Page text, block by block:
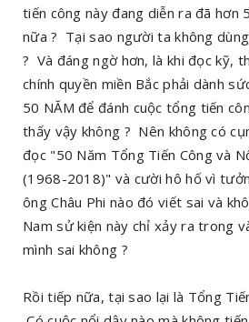
tiến công này đang diễn ra đã hơn
nữa ? Tại sao người ta không
? Và đáng ngờ hơn, là khi đọc kỹ,
chính quyền miền Bắc phải dành
50 NĂM để đánh cuộc tổng tiến
thấy vậy không ? Nên không có
đọc "50 Năm Tổng Tiến Công và
(1968-2018)" và cười hô hố vì
ông Châu Phi nào đó viết sai và
Nam sử kiện này chỉ xảy ra trong
mình sai không ?
Rồi tiếp nữa, tại sao lại là Tổng